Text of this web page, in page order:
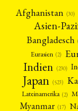
Afghanistan (30)
Asien-
Bangladesch
Eurasien (2)
Indien (230)
Japan (523)
Lateinamerika (2)
Myanmar (17)